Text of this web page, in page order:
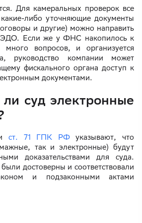
Для камеральных проверок все
либо уточняющие документы
и другие) можно направить
ЭДО. Если же у ФНС накопилось к
много вопросов, и организуется
руководство компании может
фискального органа доступ к
документами.
суд электронные
ст. 71 ГПК РФуказывают, что
так и электронные) будут
доказательствами для суда.
достоверны и соответствовали
и подзаконными актами